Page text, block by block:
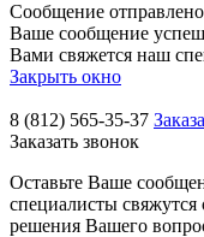
Сообщение отправлено
Ваше сообщение
Вами свяжется наш
Закрыть окно
8 (812) 565-35-37
Заказать звонок
Оставьте Ваше
специалисты
решения Вашего